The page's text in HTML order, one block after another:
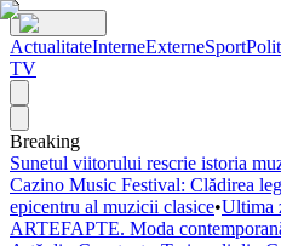
ActualitateInterneExterneSport
TV
Breaking
Sunetul viitorului rescrie istoria
Cazino Music Festival: Clădirea
epicentru al muzicii clasice•Ultima
ARTEFAPTE. Moda